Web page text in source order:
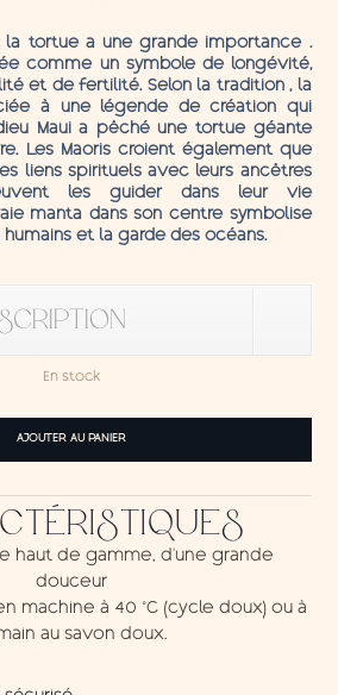
la tortue a une grande importance .
comme un symbole de longévité,
et de fertilité. Selon la tradition , la
à une légende de création qui
Maui a pêché une tortue géante
Les Maoris croient également que
liens spirituels avec leurs ancêtres
les guider dans leur vie
manta dans son centre symbolise
et la garde des océans.
En stock
Turtle
AJOUTER AU PANIER
haut de gamme, d'une grande
douceur
machine à 40 °C (cycle doux) ou à
au savon doux.